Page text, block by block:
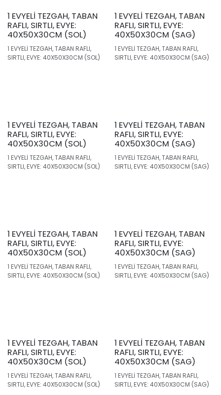
1 EVYELİ TEZGAH, TABAN
RAFLI, SIRTLI, EVYE:
40X50X30CM (SOL)
1 EVYELİ TEZGAH, TABAN RAFLI,
SIRTLI, EVYE: 40X50X30CM (SOL)
1 EVYELİ TEZGAH, TABAN
RAFLI, SIRTLI, EVYE:
40X50X30CM (SAG)
1 EVYELİ TEZGAH, TABAN RAFLI,
SIRTLI, EVYE: 40X50X30CM (SAG)
1 EVYELİ TEZGAH, TABAN
RAFLI, SIRTLI, EVYE:
40X50X30CM (SOL)
1 EVYELİ TEZGAH, TABAN RAFLI,
SIRTLI, EVYE: 40X50X30CM (SOL)
1 EVYELİ TEZGAH, TABAN
RAFLI, SIRTLI, EVYE:
40X50X30CM (SAG)
1 EVYELİ TEZGAH, TABAN RAFLI,
SIRTLI, EVYE: 40X50X30CM (SAG)
1 EVYELİ TEZGAH, TABAN
RAFLI, SIRTLI, EVYE:
40X50X30CM (SOL)
1 EVYELİ TEZGAH, TABAN RAFLI,
SIRTLI, EVYE: 40X50X30CM (SOL)
1 EVYELİ TEZGAH, TABAN
RAFLI, SIRTLI, EVYE:
40X50X30CM (SAG)
1 EVYELİ TEZGAH, TABAN RAFLI,
SIRTLI, EVYE: 40X50X30CM (SAG)
1 EVYELİ TEZGAH, TABAN
RAFLI, SIRTLI, EVYE:
40X50X30CM (SOL)
1 EVYELİ TEZGAH, TABAN RAFLI,
SIRTLI, EVYE: 40X50X30CM (SOL)
1 EVYELİ TEZGAH, TABAN
RAFLI, SIRTLI, EVYE:
40X50X30CM (SAG)
1 EVYELİ TEZGAH, TABAN RAFLI,
SIRTLI, EVYE: 40X50X30CM (SAG)